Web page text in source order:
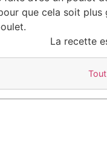
que cela soit plus
La recette